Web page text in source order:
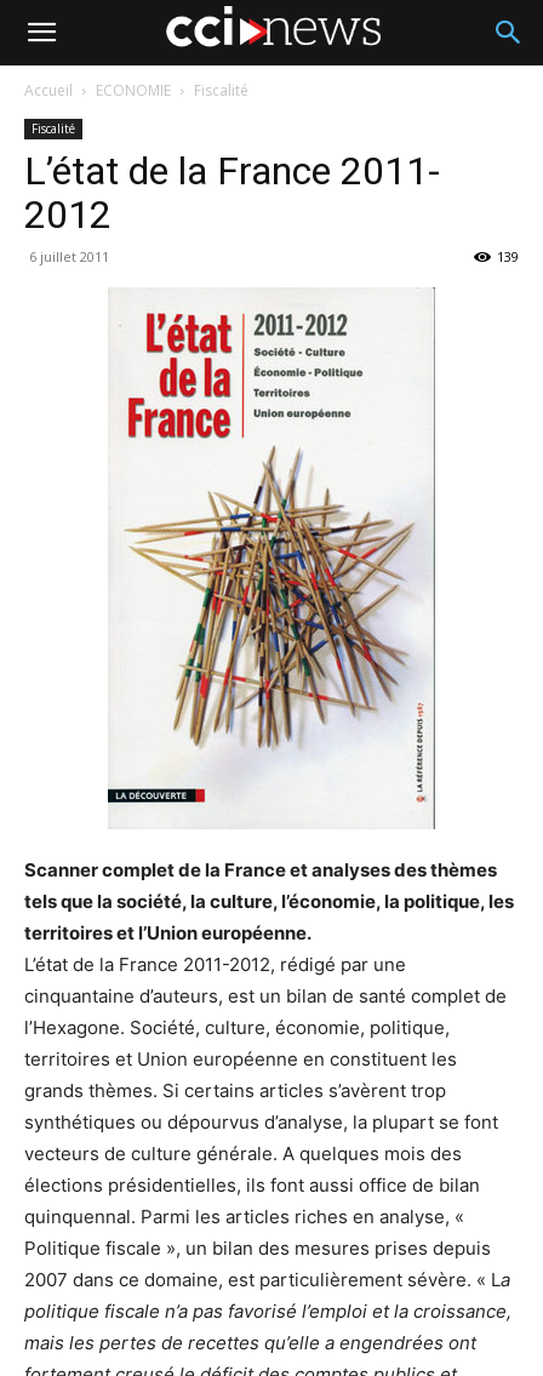
Accueil ECONOMIE Fiscalité
Fiscalité
L’état de la France 2011-
2012
6 juillet 2011 139
Scanner complet de la France et analyses des thèmes
tels que la société, la culture, l’économie, la politique, les
territoires et l’Union européenne.
L’état de la France 2011-2012, rédigé par une
cinquantaine d’auteurs, est un bilan de santé complet de
l’Hexagone. Société, culture, économie, politique,
territoires et Union européenne en constituent les
grands thèmes. Si certains articles s’avèrent trop
synthétiques ou dépourvus d’analyse, la plupart se font
vecteurs de culture générale. A quelques mois des
élections présidentielles, ils font aussi office de bilan
quinquennal. Parmi les articles riches en analyse, «
Politique fiscale », un bilan des mesures prises depuis
2007 dans ce domaine, est particulièrement sévère. « La
politique fiscale n’a pas favorisé l’emploi et la croissance,
mais les pertes de recettes qu’elle a engendrées ont